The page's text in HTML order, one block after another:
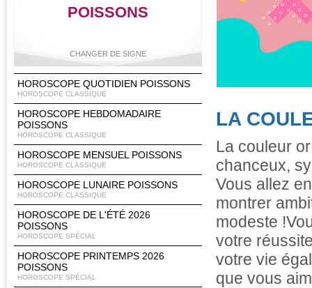
POISSONS
CHANGER DE SIGNE
Bélier Taureau Gémeaux Cancer
Lion Vierge Balance Scorpion
Sagittaire Capricorne Verseau Poissons
HOROSCOPE QUOTIDIEN POISSONS
HOROSCOPE CLASSIQUE
HOROSCOPE HEBDOMADAIRE
POISSONS
HOROSCOPE CLASSIQUE
HOROSCOPE MENSUEL POISSONS
HOROSCOPE CLASSIQUE
HOROSCOPE LUNAIRE POISSONS
HOROSCOPE CLASSIQUE
HOROSCOPE DE L'ÉTÉ 2026
POISSONS
HOROSCOPE SPÉCIAL
HOROSCOPE PRINTEMPS 2026
POISSONS
HOROSCOPE SPÉCIAL
LA
La couleur
chanceux,
Vous allez
montrer
modeste
votre
votre vie
que vous